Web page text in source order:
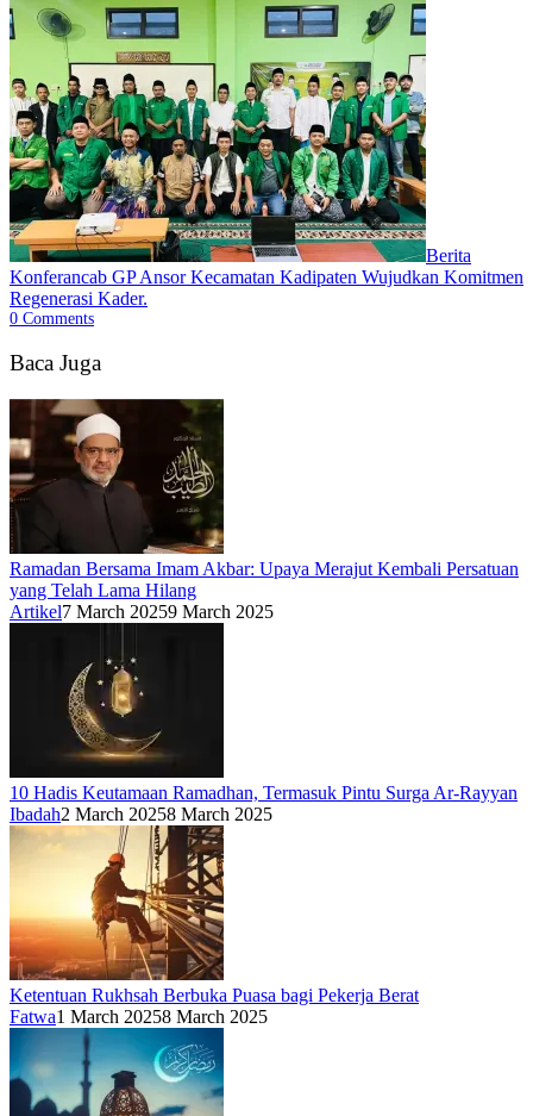
Berita
Konferancab GP Ansor Kecamatan Kadipaten Wujudkan Komitmen
Regenerasi Kader.
0 Comments
Baca Juga
Ramadan Bersama Imam Akbar: Upaya Merajut Kembali Persatuan
yang Telah Lama Hilang
Artikel7 March 20259 March 2025
10 Hadis Keutamaan Ramadhan, Termasuk Pintu Surga Ar-Rayyan
Ibadah2 March 20258 March 2025
Ketentuan Rukhsah Berbuka Puasa bagi Pekerja Berat
Fatwa1 March 20258 March 2025